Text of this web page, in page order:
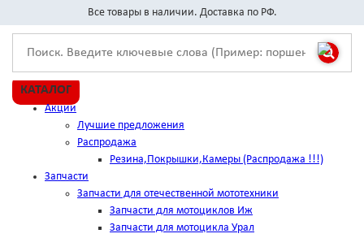
Все товары в наличии. Доставка по РФ.
КАТАЛОГ
Акции
Лучшие предложения
Распродажа
Резина,Покрышки,Камеры (Распродажа !!!)
Запчасти
Запчасти для отечественной мототехники
Запчасти для мотоциклов Иж
Запчасти для мотоцикла Урал